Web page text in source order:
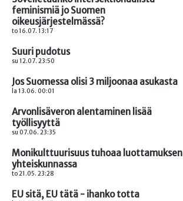
feminismiä jo Suomen
oikeusjärjestelmässä?
to 16.07. 13:17
Suuri pudotus
su 12.07. 23:50
Jos Suomessa olisi 3 miljoonaa asukasta
la 13.06. 00:01
Arvonlisäveron alentaminen lisää
työllisyyttä
su 07.06. 23:35
Monikulttuurisuus tuhoaa luottamuksen
yhteiskunnassa
to 21.05. 23:28
EU sitä, EU tätä - ihanko totta